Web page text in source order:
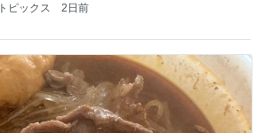
ピックス 2日前